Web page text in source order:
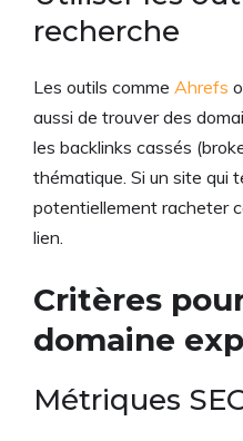
recherche
Les outils comme Ahrefs
aussi de trouver des
les backlinks cassés
thématique. Si un site qui
potentiellement racheter
lien.
Critères
domaine
Métriques